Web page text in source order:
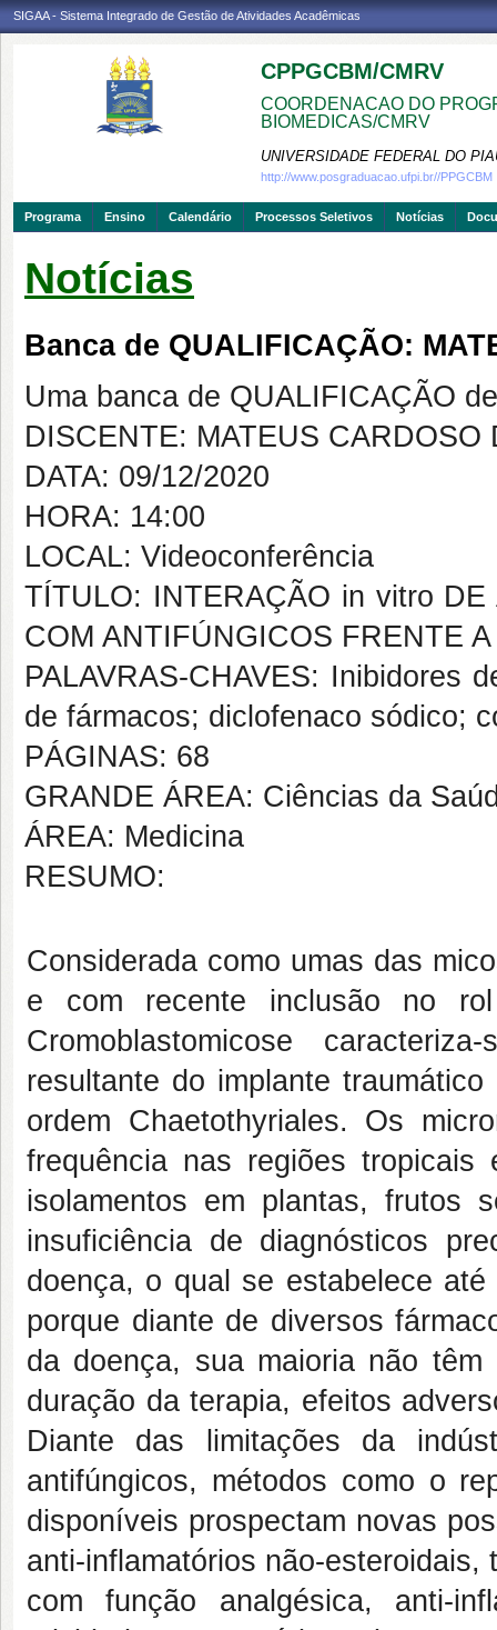
SIGAA - Sistema Integrado de Gestão de Atividades Acadêmicas
CPPGCBM/CMRV
COORDENACAO DO
BIOMEDICAS/CMRV
UNIVERSIDADE FEDERAL DO
http://www.posgraduacao.ufpi.br//PPGCBM
Programa Ensino Calendário Processos Seletivos Notícias
Notícias
Banca de QUALIFICAÇÃO:
Uma banca de QUALIFICAÇÃO
DISCENTE: MATEUS CARDOSO
DATA: 09/12/2020
HORA: 14:00
LOCAL: Videoconferência
TÍTULO: INTERAÇÃO in vitro
COM ANTIFÚNGICOS FRENTE
PALAVRAS-CHAVES: Inibidores
de fármacos; diclofenaco sódico;
PÁGINAS: 68
GRANDE ÁREA: Ciências da
ÁREA: Medicina
RESUMO:
Considerada como umas das
e com recente inclusão no
Cromoblastomicose
resultante do implante
ordem Chaetothyriales. Os
frequência nas regiões
isolamentos em plantas, frutos
insuficiência de diagnósticos
doença, o qual se estabelece
porque diante de diversos
da doença, sua maioria não
duração da terapia, efeitos
Diante das limitações da
antifúngicos, métodos como o
disponíveis prospectam novas
anti-inflamatórios não-
com função analgésica, anti-